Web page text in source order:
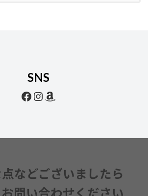
SNS
Facebook
Instagram
Amazon
などございましたら
問い合わせください